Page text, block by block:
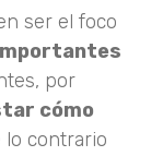
ser el foco
por
cómo
lo contrario